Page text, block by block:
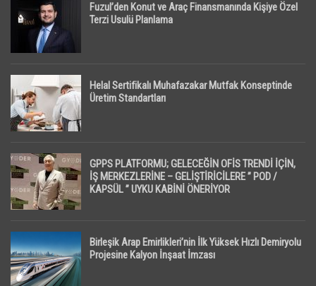
Fuzul’den Konut ve Araç Finansmanında Kişiye Özel
Terzi Usulü Planlama
Helal Sertifikalı Muhafazakar Mutfak Konseptinde
Üretim Standartları
GPPS PLATFORMU; GELECEĞİN OFİS TRENDİ İÇİN,
İŞ MERKEZLERİNE – GELİŞTİRİCİLERE ” POD /
KAPSÜL ” UYKU KABİNİ ÖNERİYOR
Birleşik Arap Emirlikleri’nin İlk Yüksek Hızlı Demiryolu
Projesine Kalyon İnşaat İmzası